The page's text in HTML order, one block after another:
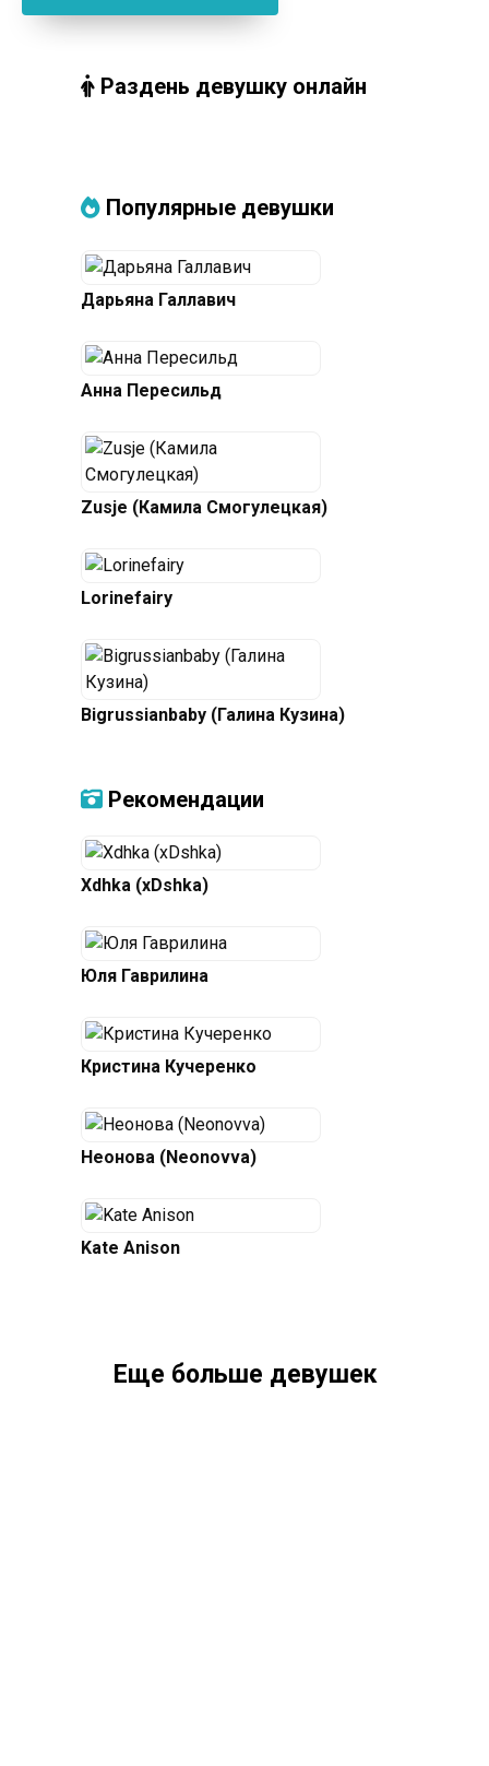
Раздень девушку онлайн
Популярные девушки
Дарьяна Галлавич
Анна Пересильд
Zusje (Камила Смогулецкая)
Lorinefairy
Bigrussianbaby (Галина Кузина)
Рекомендации
Xdhka (xDshka)
Юля Гаврилина
Кристина Кучеренко
Неонова (Neonovva)
Kate Anison
Еще больше девушек